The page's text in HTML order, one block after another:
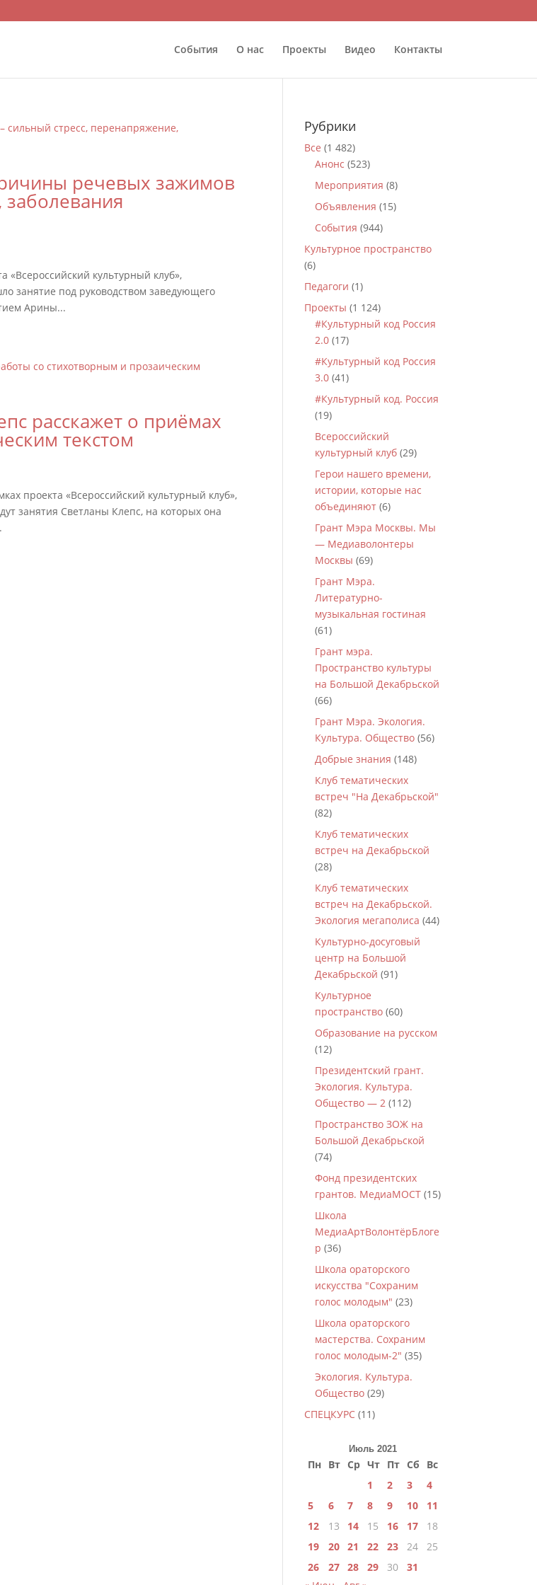
События О нас Проекты Видео Контакты
речевых зажимов
культурный клуб»,
занятие под руководством заведующего
Арины...
расскажет о приёмах
текстом
проекта «Всероссийский культурный клуб»,
занятия Светланы Клепс, на которых она
Рубрики
Все (1 482)
Анонс (523)
Мероприятия (8)
Объявления (15)
События (944)
Культурное пространство
(6)
Педагоги (1)
Проекты (1 124)
#Культурный код Россия
2.0 (17)
#Культурный код Россия
3.0 (41)
#Культурный код. Россия
(19)
Всероссийский
культурный клуб (29)
Герои нашего времени,
истории, которые нас
объединяют (6)
Грант Мэра Москвы. Мы
— Медиаволонтеры
Москвы (69)
Грант Мэра.
Литературно-
музыкальная гостиная
(61)
Грант мэра.
Пространство культуры
на Большой Декабрьской
(66)
Грант Мэра. Экология.
Культура. Общество (56)
Добрые знания (148)
Клуб тематических
встреч "На Декабрьской"
(82)
Клуб тематических
встреч на Декабрьской
(28)
Клуб тематических
встреч на Декабрьской.
Экология мегаполиса (44)
Культурно-досуговый
центр на Большой
Декабрьской (91)
Культурное
пространство (60)
Образование на русском
(12)
Президентский грант.
Экология. Культура.
Общество — 2 (112)
Пространство ЗОЖ на
Большой Декабрьской
(74)
Фонд президентских
грантов. МедиаМОСТ (15)
Школа
МедиаАртВолонтёрБлоге
р (36)
Школа ораторского
искусства "Сохраним
голос молодым" (23)
Школа ораторского
мастерства. Сохраним
голос молодым-2" (35)
Экология. Культура.
Общество (29)
СПЕЦКУРС (11)
Июль 2021
Пн Вт Ср Чт Пт Сб
Вс
1
2 3
4
5
6 7 8 9 10
11
12
13 14 15 16 17
18
19
20 21 22 23 24
25
26
27 28 29 30
31